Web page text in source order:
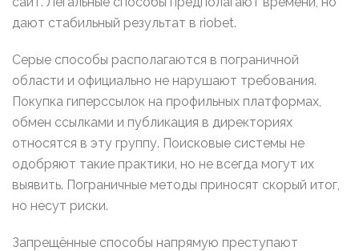
дают стабильный результат в riobet.
Серые способы располагаются в пограничной
области и официально не нарушают требования.
Покупка гиперссылок на профильных платформах,
обмен ссылками и публикация в директориях
относятся в эту группу. Поисковые системы не
одобряют такие практики, но не всегда могут их
выявить. Пограничные методы приносят скорый итог,
но несут риски.
Запрещённые способы напрямую преступают